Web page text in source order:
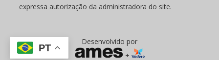
expressa autorização da administradora do site.
Desenvolvido por
+
PT